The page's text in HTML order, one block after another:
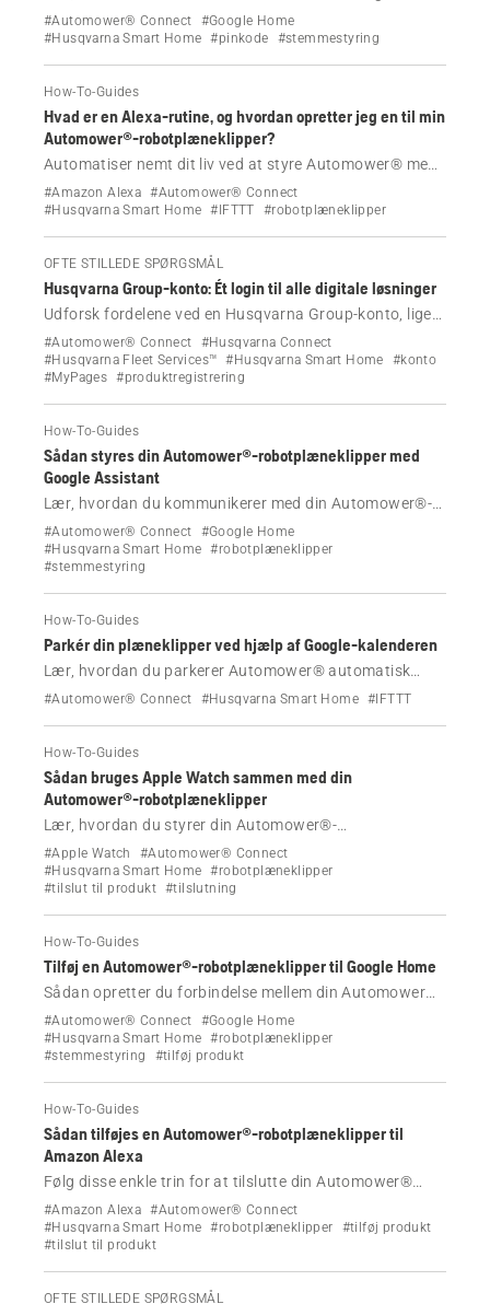
pinkode i Automower® Connect-appen for at starte din
plæneklipper med Google Assistant.
#Automower® Connect
#Google Home
#Husqvarna Smart Home
#pinkode #stemmestyring
How-To-Guides
Hvad er en Alexa-rutine, og hvordan opretter jeg en til min
Automower®-robotplæneklipper?
Automatiser nemt dit liv ved at styre Automower® med
tidsbesparende Alexa-rutiner.
#Amazon Alexa #Automower® Connect
#Husqvarna Smart Home
#IFTTT #robotplæneklipper
OFTE STILLEDE SPØRGSMÅL
Husqvarna Group-konto: Ét login til alle digitale løsninger
Udforsk fordelene ved en Husqvarna Group-konto, lige
administration af din Husqvarna Automower® til at få
adgang til produktoplysninger og vejledninger. Lær,
hvordan du opretter og vedligeholder din konto for
problemfri adgang til Husqvarnas digitale løsninger.
#Automower® Connect
#Husqvarna Connect
#Husqvarna Fleet Services™
#Husqvarna Smart Home
#konto
#MyPages #produktregistrering
How-To-Guides
Sådan styres din Automower®-robotplæneklipper med
Google Assistant
Lær, hvordan du kommunikerer med din Automower®-
robotplæneklipper ved hjælp af Google Assistant.
Uanset om du vil starte, sætte på pause eller kontrollere
status for din plæneklipper, indeholder denne vejledning
eksempler på stemmekommandoer, der giver dig
mulighed for at styre de plæneklippere, der er integreret
#Automower® Connect
#Google Home
#Husqvarna Smart Home
#robotplæneklipper
#stemmestyring
How-To-Guides
Parkér din plæneklipper ved hjælp af Google-kalenderen
Lær, hvordan du parkerer Automower® automatisk
baseret på begivenheder i Google-kalenderen og vores
#Automower® Connect #Husqvarna Smart Home #IFTTT
How-To-Guides
Sådan bruges Apple Watch sammen med din
Automower®-robotplæneklipper
Lær, hvordan du styrer din Automower®-
robotplæneklipper direkte fra dit håndled.
#Apple Watch
#Automower® Connect
#Husqvarna Smart Home
#robotplæneklipper
#tilslut til produkt #tilslutning
How-To-Guides
Tilføj en Automower®-robotplæneklipper til Google Home
Sådan opretter du forbindelse mellem din Automower®
Connect-konto og Google Home for at styre dine
plæneklippere med Google Assistant.
#Automower® Connect
#Google Home
#Husqvarna Smart Home
#robotplæneklipper
#stemmestyring
#tilføj produkt
How-To-Guides
Sådan tilføjes en Automower®-robotplæneklipper til
Amazon Alexa
Følg disse enkle trin for at tilslutte din Automower®
Connect-konto til Amazon Alexa.
#Amazon Alexa #Automower® Connect
#Husqvarna Smart Home
#robotplæneklipper
#tilføj produkt
#tilslut til produkt
OFTE STILLEDE SPØRGSMÅL